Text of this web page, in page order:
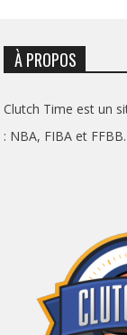
À PROPOS
Clutch Time est un
: NBA, FIBA et FFBB.